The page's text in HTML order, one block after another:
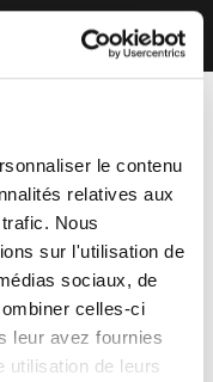
le contenu
relatives aux
Nous
sur l'utilisation de
sociaux, de
celles-ci
leur avez fournies
utilisation de leurs